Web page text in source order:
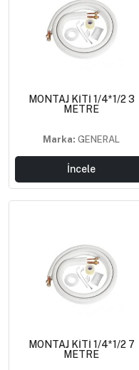
MONTAJ KİTİ 1/4*1/2 3
METRE
Marka: GENERAL
İncele
MONTAJ KİTİ 1/4*1/2 7
METRE